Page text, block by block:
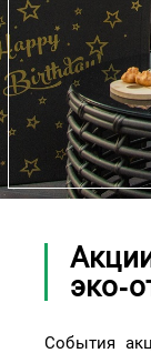
эко-
События